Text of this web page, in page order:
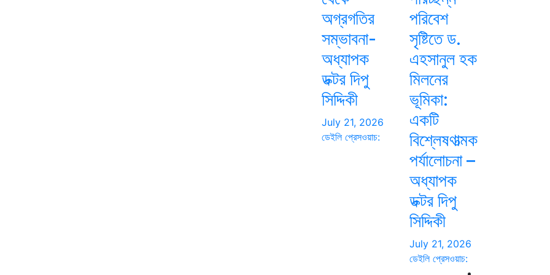
অগ্রগতির
সম্ভাবনা-
অধ্যাপক
ডক্টর দিপু
সিদ্দিকী
July 21, 2026
ডেইলি প্রেসওয়াচ:
পরিবেশ
সৃষ্টিতে ড.
এহসানুল হক
মিলনের
ভূমিকা:
একটি
বিশ্লেষণাত্মক
পর্যালোচনা –
অধ্যাপক
ডক্টর দিপু
সিদ্দিকী
July 21, 2026
ডেইলি প্রেসওয়াচ: